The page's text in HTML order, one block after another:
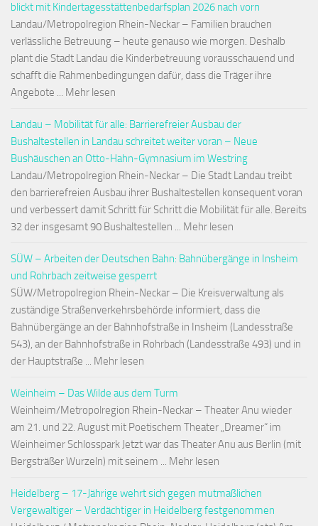
blickt mit Kindertagesstättenbedarfsplan 2026 nach vorn
Landau/Metropolregion Rhein-Neckar – Familien brauchen
verlässliche Betreuung – heute genauso wie morgen. Deshalb
plant die Stadt Landau die Kinderbetreuung vorausschauend und
schafft die Rahmenbedingungen dafür, dass die Träger ihre
Angebote ... Mehr lesen
Landau – Mobilität für alle: Barrierefreier Ausbau der
Bushaltestellen in Landau schreitet weiter voran – Neue
Bushäuschen an Otto-Hahn-Gymnasium im Westring
Landau/Metropolregion Rhein-Neckar – Die Stadt Landau treibt
den barrierefreien Ausbau ihrer Bushaltestellen konsequent voran
und verbessert damit Schritt für Schritt die Mobilität für alle. Bereits
32 der insgesamt 90 Bushaltestellen ... Mehr lesen
SÜW – Arbeiten der Deutschen Bahn: Bahnübergänge in Insheim
und Rohrbach zeitweise gesperrt
SÜW/Metropolregion Rhein-Neckar – Die Kreisverwaltung als
zuständige Straßenverkehrsbehörde informiert, dass die
Bahnübergänge an der Bahnhofstraße in Insheim (Landesstraße
543), an der Bahnhofstraße in Rohrbach (Landesstraße 493) und in
der Hauptstraße ... Mehr lesen
Weinheim – Das Wilde aus dem Turm
Weinheim/Metropolregion Rhein-Neckar – Theater Anu wieder
am 21. und 22. August mit Poetischem Theater „Dreamer“ im
Weinheimer Schlosspark Jetzt war das Theater Anu aus Berlin (mit
Bergsträßer Wurzeln) mit seinem ... Mehr lesen
Heidelberg – 17-Jährige wehrt sich gegen mutmaßlichen
Vergewaltiger – Verdächtiger in Heidelberg festgenommen